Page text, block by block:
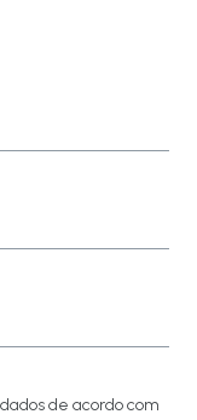
de acordo com